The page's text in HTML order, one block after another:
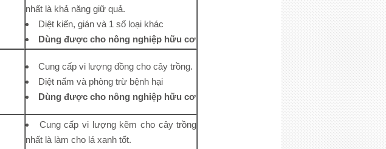
nhất là khả năng giữ quả.
Diệt kiến, gián và 1 số loại khác
Dùng được cho nông nghiệp hữu cơ
Cung cấp vi lượng đồng cho cây trồng.
Diệt nấm và phòng trừ bệnh hại
Dùng được cho nông nghiệp hữu cơ
Cung cấp vi lượng kẽm cho cây trồng
nhất là làm cho lá xanh tốt.